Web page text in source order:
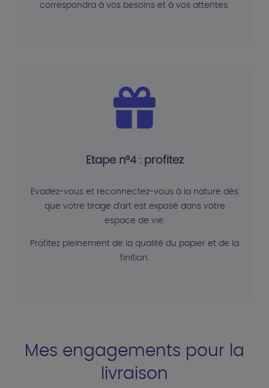
correspondra à vos besoins et à vos attentes.
Etape n°4 : profitez
Evadez-vous et reconnectez-vous à la nature dès
que votre tirage d'art est exposé dans votre
espace de vie.
Profitez pleinement de la qualité du papier et de la
finition.
Mes engagements pour la
livraison